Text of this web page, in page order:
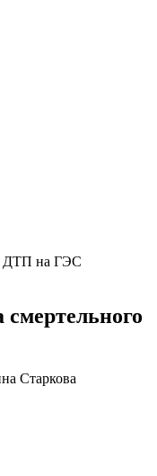
ДТП на ГЭС
Старкова